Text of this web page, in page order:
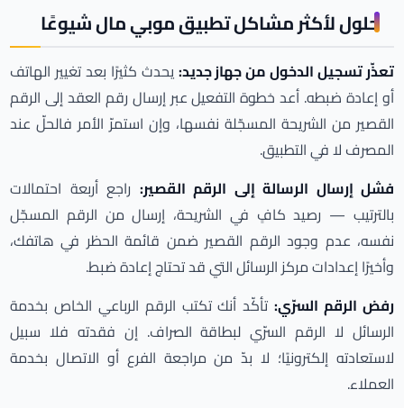
حلول لأكثر مشاكل تطبيق موبي مال شيوعًا
تعذّر تسجيل الدخول من جهاز جديد:يحدث كثيرًا بعد تغيير الهاتف
أو إعادة ضبطه. أعد خطوة التفعيل عبر إرسال رقم العقد إلى الرقم
القصير من الشريحة المسجّلة نفسها، وإن استمرّ الأمر فالحلّ عند
المصرف لا في التطبيق.
فشل إرسال الرسالة إلى الرقم القصير: راجع أربعة احتمالات
بالترتيب — رصيد كافٍ في الشريحة، إرسال من الرقم المسجّل
نفسه، عدم وجود الرقم القصير ضمن قائمة الحظر في هاتفك،
وأخيرًا إعدادات مركز الرسائل التي قد تحتاج إعادة ضبط.
رفض الرقم السرّي:تأكّد أنك تكتب الرقم الرباعي الخاص بخدمة
الرسائل لا الرقم السرّي لبطاقة الصراف. إن فقدته فلا سبيل
لاستعادته إلكترونيًا؛ لا بدّ من مراجعة الفرع أو الاتصال بخدمة
العملاء.